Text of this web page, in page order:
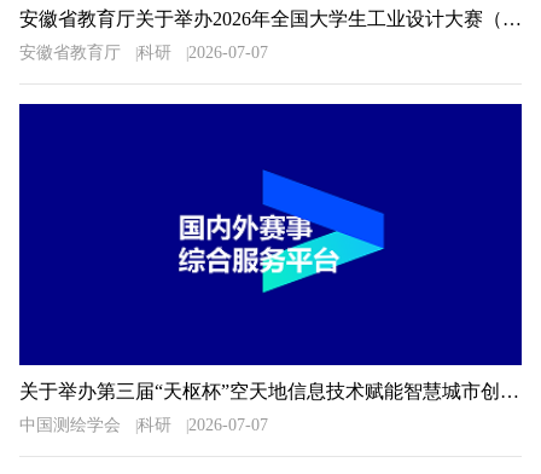
安徽省教育厅关于举办2026年全国大学生工业设计大赛（安徽赛区）的通知
安徽省教育厅 科研 2026-07-07
关于举办第三届“天枢杯”空天地信息技术赋能智慧城市创新应用大赛的通知
中国测绘学会 科研 2026-07-07